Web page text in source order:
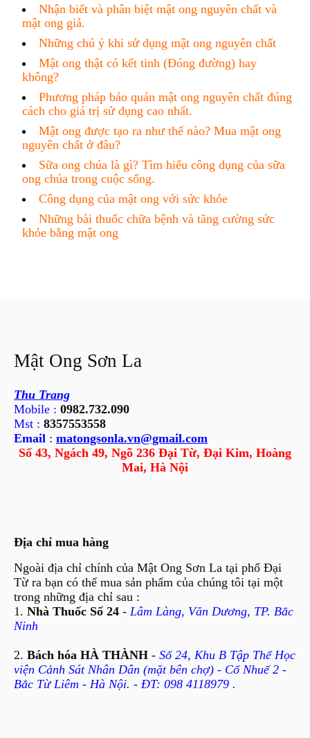
Nhận biết và phân biệt mật ong nguyên chất và
mật ong giả.
Những chú ý khi sử dụng mật ong nguyên chất
Mật ong thật có kết tinh (Đóng đường) hay
không?
Phương pháp bảo quản mật ong nguyên chất đúng
cách cho giá trị sử dụng cao nhất.
Mật ong được tạo ra như thế nào? Mua mật ong
nguyên chất ở đâu?
Sữa ong chúa là gì? Tìm hiểu công dụng của sữa
ong chúa trong cuộc sống.
Công dụng của mật ong với sức khỏe
Những bài thuốc chữa bệnh và tăng cường sức
khỏe bằng mật ong
Mật Ong Sơn La
Thu Trang
Mobile : 0982.732.090
Mst : 8357553558
Email : matongsonla.vn@gmail.com
Số 43, Ngách 49, Ngõ 236 Đại Từ, Đại Kim, Hoàng
Mai, Hà Nội
Địa chỉ mua hàng
Ngoài địa chỉ chính của Mật Ong Sơn La tại phố Đại
Từ ra bạn có thể mua sản phẩm của chúng tôi tại một
trong những địa chỉ sau :
1. Nhà Thuốc Số 24 - Lâm Làng, Văn Dương, TP. Bắc
Ninh
2. Bách hóa HÀ THÀNH - Số 24, Khu B Tập Thể Học
viện Cảnh Sát Nhân Dân (mặt bên chợ) - Cổ Nhuế 2 -
Bắc Từ Liêm - Hà Nội. - ĐT: 098 4118979 .